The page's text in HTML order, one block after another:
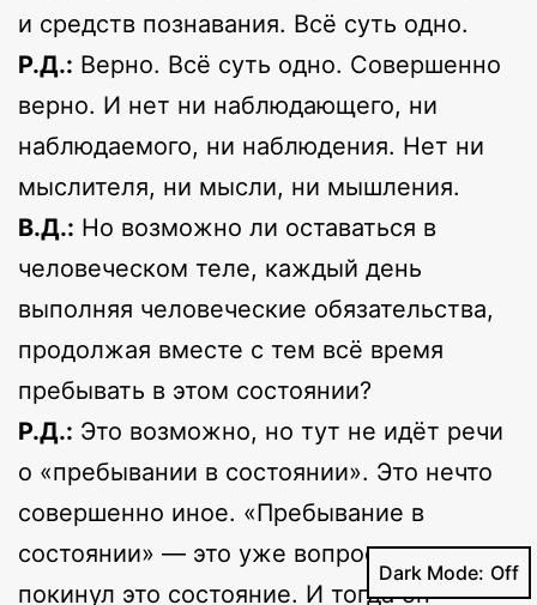
и средств познавания. Всё суть одно.
Р.Д.: Верно. Всё суть одно. Совершенно
верно. И нет ни наблюдающего, ни
наблюдаемого, ни наблюдения. Нет ни
мыслителя, ни мысли, ни мышления.
В.Д.: Но возможно ли оставаться в
человеческом теле, каждый день
выполняя человеческие обязательства,
продолжая вместе с тем всё время
пребывать в этом состоянии?
Р.Д.: Это возможно, но тут не идёт речи
о «пребывании в состоянии». Это нечто
совершенно иное. «Пребывание в
состоянии» — это уже вопрос того, кто
покинул это состояние. И тогда он
Dark Mode: